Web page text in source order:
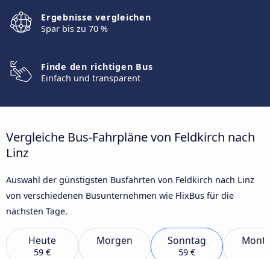
Ergebnisse vergleichen
Spar bis zu 70 %
Finde den richtigen Bus
Einfach und transparent
Vergleiche Bus-Fahrpläne von Feldkirch nach
Linz
Auswahl der günstigsten Busfahrten von Feldkirch nach Linz
von verschiedenen Busunternehmen wie FlixBus für die
nächsten Tage.
Heute
59 €
Morgen Sonntag
59 €